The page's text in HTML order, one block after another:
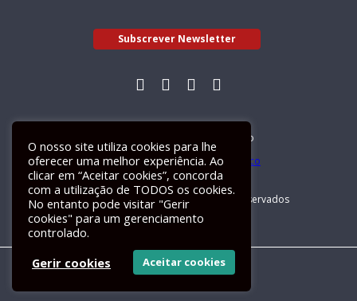
Subscrever Newsletter
Livro de Reclamações Electrónico
GALILEU 2026 © Todos os direitos reservados
Um siteActiveMedia
O nosso site utiliza cookies para lhe
oferecer uma melhor experiência. Ao
clicar em “Aceitar cookies”, concorda
com a utilização de TODOS os cookies.
No entanto pode visitar "Gerir
cookies" para um gerenciamento
controlado.
Gerir cookies
Aceitar cookies